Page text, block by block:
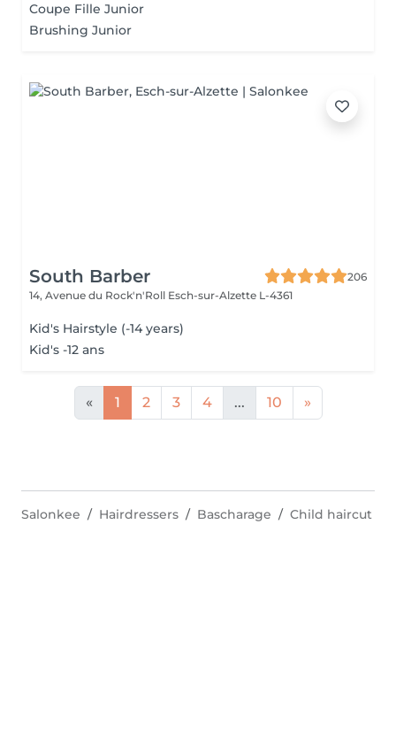
Coupe Fille Junior
Brushing Junior
South Barber
206
14, Avenue du Rock'n'Roll Esch-sur-Alzette L-4361
Kid's Hairstyle (-14 years)
Kid's -12 ans
« 1 2 3 4 ... 10 »
Salonkee Hairdressers Bascharage Child haircut